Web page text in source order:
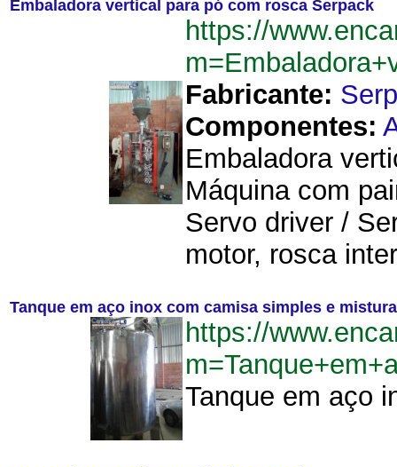
Embaladora vertical para pó com rosca Serpack
https://
Fabricante:
Componentes:
Embaladora
Máquina com
Servo driver /
motor, rosca
Tanque em aço inox com camisa simples e
https://
Tanque em aço